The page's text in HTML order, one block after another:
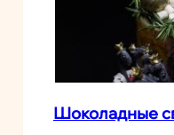
Шоколадные